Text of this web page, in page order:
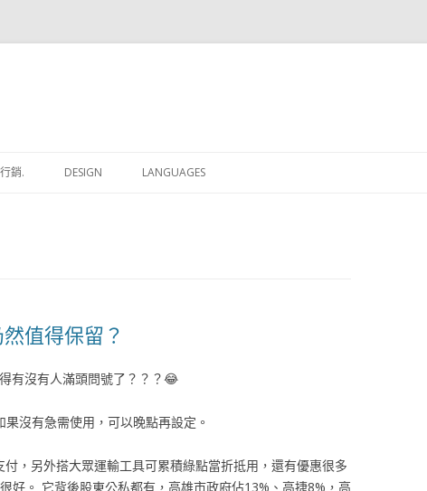
行銷. DESIGN LANGUAGES
值得保留？
有沒有人滿頭問號了？？？😂
沒有急需使用，可以晚點再設定。
，另外搭大眾運輸工具可累積綠點當折抵用，還有優惠很多
好。 它背後股東公私都有，高雄市政府佔13%、高捷8%，高